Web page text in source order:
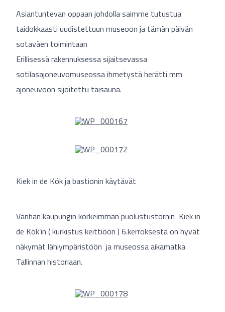
Asiantuntevan oppaan johdolla saimme tutustua
taidokkaasti uudistettuun museoon ja tämän päivän
sotaväen toimintaan
Erillisessä rakennuksessa sijaitsevassa
sotilasajoneuvomuseossa ihmetystä herätti mm
ajoneuvoon sijoitettu täisauna.
Kiek in de Kök ja bastionin käytävät
Vanhan kaupungin korkeimman puolustustornin Kiek in
de Kök’in ( kurkistus keittiöön ) 6.kerroksesta on hyvät
näkymät lähiympäristöön ja museossa aikamatka
Tallinnan historiaan.